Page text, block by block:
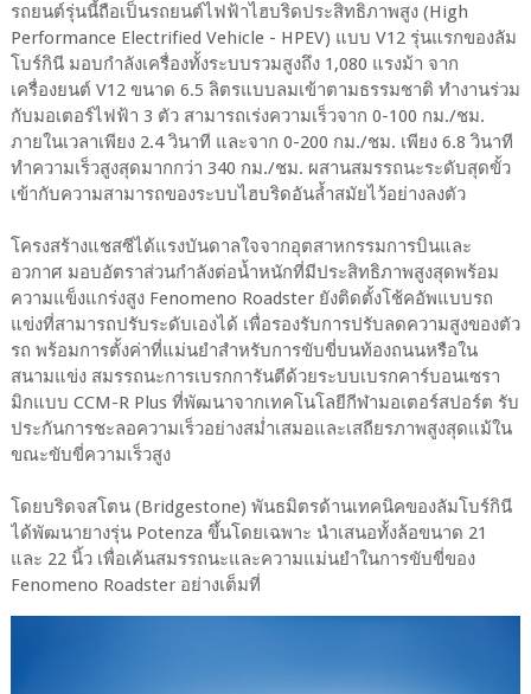
รถยนต์รุ่นนี้ถือเป็นรถยนต์ไฟฟ้าไฮบริดประสิทธิภาพสูง (High
Performance Electrified Vehicle - HPEV) แบบ V12 รุ่นแรกของลัม
โบร์กินี มอบกำลังเครื่องทั้งระบบรวมสูงถึง 1,080 แรงม้า จาก
เครื่องยนต์ V12 ขนาด 6.5 ลิตรแบบลมเข้าตามธรรมชาติ ทำงานร่วม
กับมอเตอร์ไฟฟ้า 3 ตัว สามารถเร่งความเร็วจาก 0-100 กม./ชม.
ภายในเวลาเพียง 2.4 วินาที และจาก 0-200 กม./ชม. เพียง 6.8 วินาที
ทำความเร็วสูงสุดมากกว่า 340 กม./ชม. ผสานสมรรถนะระดับสุดขั้ว
เข้ากับความสามารถของระบบไฮบริดอันล้ำสมัยไว้อย่างลงตัว
โครงสร้างแชสซีได้แรงบันดาลใจจากอุตสาหกรรมการบินและ
อวกาศ มอบอัตราส่วนกำลังต่อน้ำหนักที่มีประสิทธิภาพสูงสุดพร้อม
ความแข็งแกร่งสูง Fenomeno Roadster ยังติดตั้งโช้คอัพแบบรถ
แข่งที่สามารถปรับระดับเองได้ เพื่อรองรับการปรับลดความสูงของตัว
รถ พร้อมการตั้งค่าที่แม่นยำสำหรับการขับขี่บนท้องถนนหรือใน
สนามแข่ง สมรรถนะการเบรกการันตีด้วยระบบเบรกคาร์บอนเซรา
มิกแบบ CCM-R Plus ที่พัฒนาจากเทคโนโลยีกีฬามอเตอร์สปอร์ต รับ
ประกันการชะลอความเร็วอย่างสม่ำเสมอและเสถียรภาพสูงสุดแม้ใน
ขณะขับขี่ความเร็วสูง
โดยบริดจสโตน (Bridgestone) พันธมิตรด้านเทคนิคของลัมโบร์กินี
ได้พัฒนายางรุ่น Potenza ขึ้นโดยเฉพาะ นำเสนอทั้งล้อขนาด 21
และ 22 นิ้ว เพื่อเค้นสมรรถนะและความแม่นยำในการขับขี่ของ
Fenomeno Roadster อย่างเต็มที่